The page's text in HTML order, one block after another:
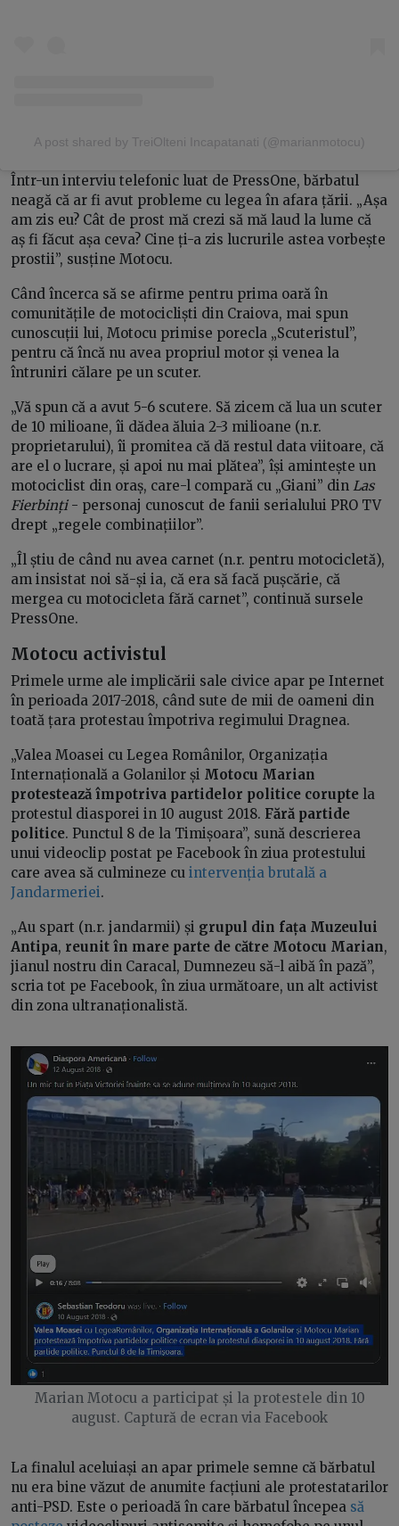
A post shared by TreiOlteni Incapatanati (@marianmotocu)
Într-un interviu telefonic luat de PressOne, bărbatul
neagă că ar fi avut probleme cu legea în afara țării. „Așa
am zis eu? Cât de prost mă crezi să mă laud la lume că
aș fi făcut așa ceva? Cine ți-a zis lucrurile astea vorbește
prostii”, susține Motocu.
Când încerca să se afirme pentru prima oară în
comunitățile de motocicliști din Craiova, mai spun
cunoscuții lui, Motocu primise porecla „Scuteristul”,
pentru că încă nu avea propriul motor și venea la
întruniri călare pe un scuter.
„Vă spun că a avut 5-6 scutere. Să zicem că lua un scuter
de 10 milioane, îi dădea ăluia 2-3 milioane (n.r.
proprietarului), îi promitea că dă restul data viitoare, că
are el o lucrare, și apoi nu mai plătea”, își amintește un
motociclist din oraș, care-l compară cu „Giani” din Las
Fierbinți- personaj cunoscut de fanii serialului PRO TV
drept „regele combinațiilor”.
„Îl știu de când nu avea carnet (n.r. pentru motocicletă),
am insistat noi să-și ia, că era să facă pușcărie, că
mergea cu motocicleta fără carnet”, continuă sursele
PressOne.
Motocu activistul
Primele urme ale implicării sale civice apar pe Internet
în perioada 2017-2018, când sute de mii de oameni din
toată țara protestau împotriva regimului Dragnea.
„Valea Moasei cu Legea Românilor, Organizația
Internațională a Golanilor și Motocu Marian
protestează împotriva partidelor politice corupte la
protestul diasporei in 10 august 2018. Fără partide
politice. Punctul 8 de la Timișoara”, sună descrierea
unui videoclip postat pe Facebook în ziua protestului
care avea să culmineze cu intervenția brutală a
Jandarmeriei.
„Au spart (n.r. jandarmii) și grupul din fața Muzeului
Antipa, reunit în mare parte de către Motocu Marian,
jianul nostru din Caracal, Dumnezeu să-l aibă în pază”,
scria tot pe Facebook, în ziua următoare, un alt activist
din zona ultranaționalistă.
Marian Motocu a participat și la protestele din 10
august. Captură de ecran via Facebook
La finalul aceluiași an apar primele semne că bărbatul
nu era bine văzut de anumite facțiuni ale protestatarilor
anti-PSD. Este o perioadă în care bărbatul începea să